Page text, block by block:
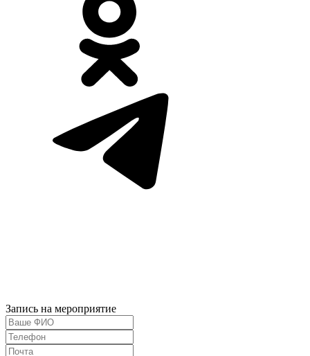
Запись на мероприятие